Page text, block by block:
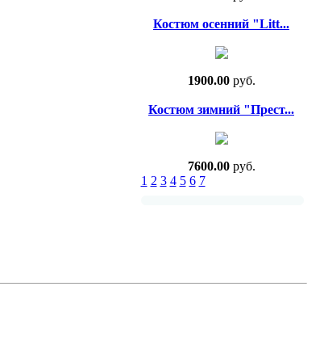
Костюм осенний "Litt...
1900.00руб.
Костюм зимний "Прест...
7600.00руб.
1 2 3 4 5 6 7